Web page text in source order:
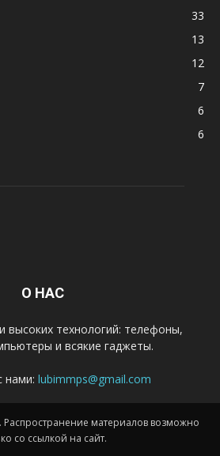
33
13
12
7
6
6
О НАС
высоких технологий: телефоны,
и всякие гаджеты.
нами: lubimmps@gmail.com
материалов возможно
со ссылкой на сайт.